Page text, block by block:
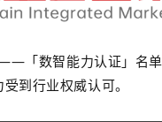
「数智能力认证」名单
到行业权威认可。